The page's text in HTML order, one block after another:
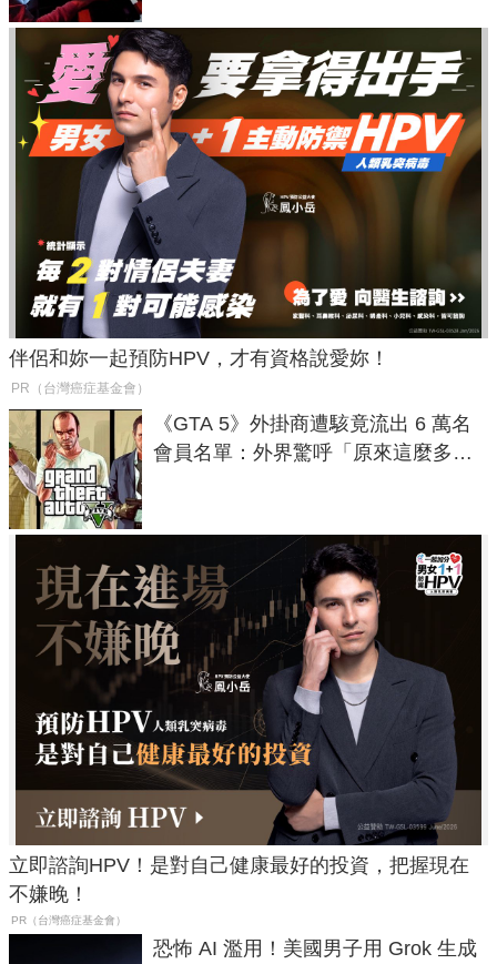
伴侶和妳一起預防HPV，才有資格說愛妳！
PR（台灣癌症基金會）
《GTA 5》外掛商遭駭竟流出 6 萬名
會員名單：外界驚呼「原來這麼多人
立即諮詢HPV！是對自己健康最好的投資，把握現在
不嫌晚！
PR（台灣癌症基金會）
恐怖 AI 濫用！美國男子用 Grok 生成